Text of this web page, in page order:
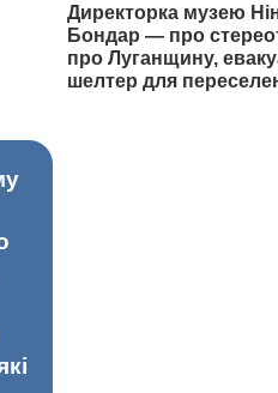
Директорка музею
Бондар — про
про Луганщину,
шелтер для